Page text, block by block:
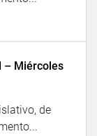
– Miércoles
de